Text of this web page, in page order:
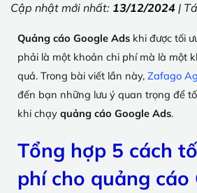
Cập nhật mới nhất: 13/12/2024 |
Quảng cáo Google Ads khi được tối
phải là một khoản chi phí mà là một
quả. Trong bài viết lần này, Zafago
đến bạn những lưu ý quan trọng để
khi chạy quảng cáo Google Ads.
Tổng hợp 5 cách
phí cho quảng cáo